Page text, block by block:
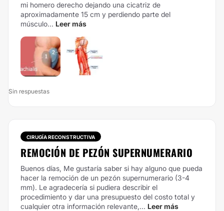
mi homero derecho dejando una cicatriz de
aproximadamente 15 cm y perdiendo parte del
músculo... Leer más
Sin respuestas
CIRUGÍA RECONSTRUCTIVA
REMOCIÓN DE PEZÓN SUPERNUMERARIO
Buenos días, Me gustaría saber si hay alguno que pueda
hacer la remoción de un pezón supernumerario (3-4
mm). Le agradecería si pudiera describir el
procedimiento y dar una presupuesto del costo total y
cualquier otra información relevante,... Leer más